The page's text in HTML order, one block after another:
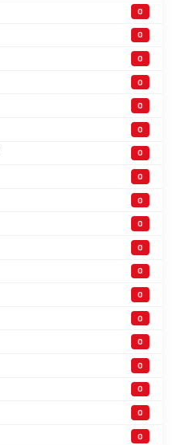
0
0
0
0
0
0
0
0
0
0
0
0
0
0
0
0
0
0
0